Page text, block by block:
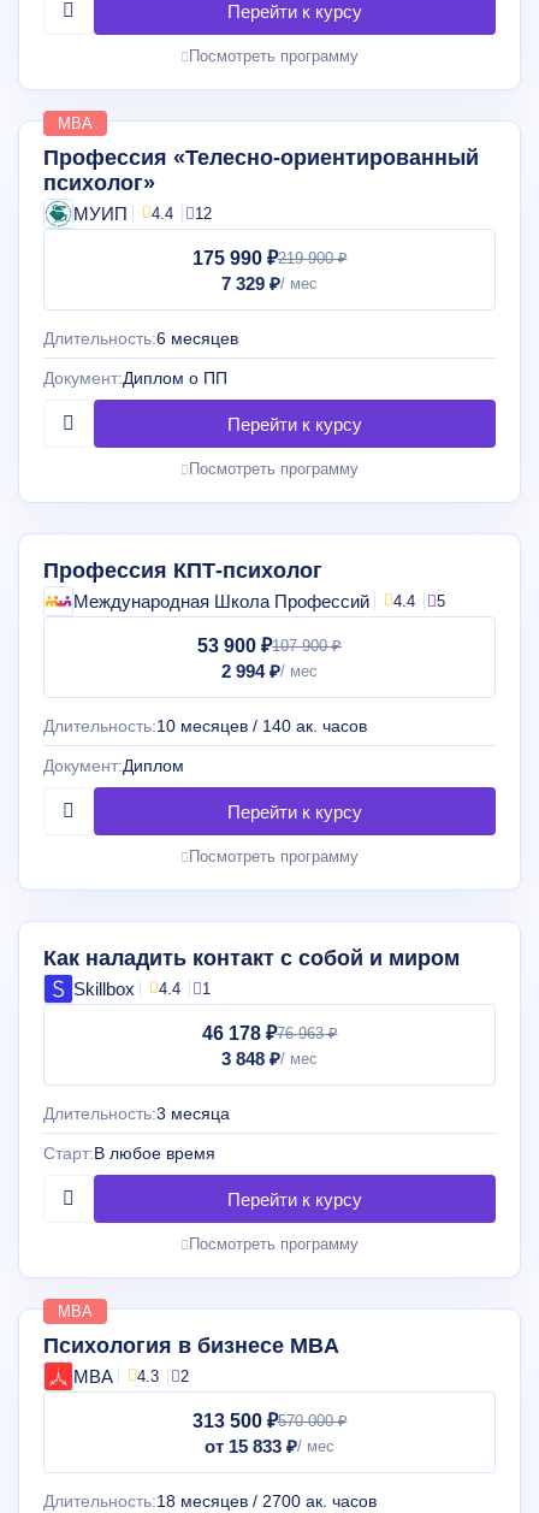
Посмотреть программу
MBA
Профессия «Телесно-ориентированный
психолог»
МУИП 4.4 12
175 990 ₽219 900 ₽
7 329 ₽
Длительность:6 месяцев
Документ:Диплом о ПП
Посмотреть программу
Профессия КПТ-психолог
Международная Школа Профессий 4.4 5
53 900 ₽107 900 ₽
2 994 ₽
Длительность:10 месяцев / 140 ак. часов
Документ:Диплом
Посмотреть программу
Как наладить контакт с собой и миром
Skillbox 4.4 1
46 178 ₽76 963 ₽
3 848 ₽
Длительность:3 месяца
Старт:В любое время
Посмотреть программу
MBA
Психология в бизнесе MBA
MBA 4.3 2
313 500 ₽570 000 ₽
от 15 833 ₽
Длительность:18 месяцев / 2700 ак. часов